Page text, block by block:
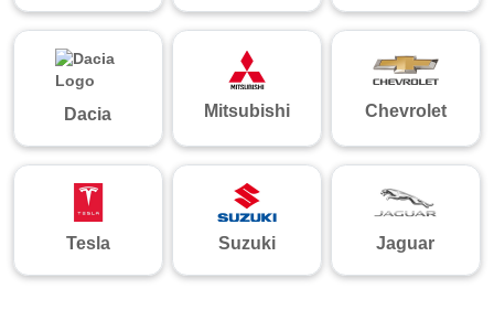
Dacia Mitsubishi Chevrolet
Tesla Suzuki Jaguar